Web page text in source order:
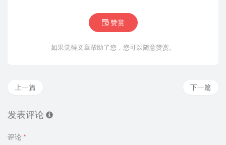
赞赏
如果觉得文章帮助了您，您可以随意赞赏。
下一篇
上一篇
发表评论
评论 *